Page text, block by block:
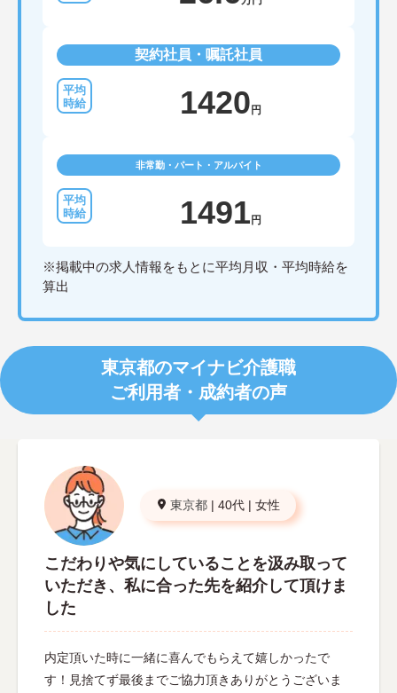
契約社員・嘱託社員
1420 円
非常勤・パート・アルバイト
1491 円
※掲載中の求人情報をもとに平均月収・平均時給を
算出
東京都のマイナビ介護職
ご利用者・成約者の声
東京都 | 40代 | 女性
こだわりや気にしていることを汲み取って
いただき、私に合った先を紹介して頂けま
した
内定頂いた時に一緒に喜んでもらえて嬉しかったで
す！見捨てず最後までご協力頂きありがとうございま